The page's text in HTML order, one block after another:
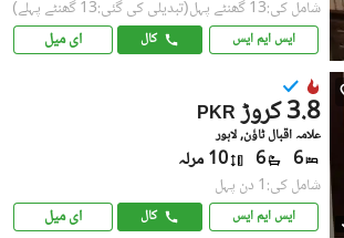
شامل کی:13 گھنٹے پہل (تبدیلی کی گئی:13 گھنٹے پہلے)
ایس ایم ایس کال ای میل
PKR 3.8 کروڑ
علامہ اقبال ٹاؤن, لاہور
6
6 10 مرلہ
شامل کی:1 دن پہل
ایس ایم ایس کال ای میل